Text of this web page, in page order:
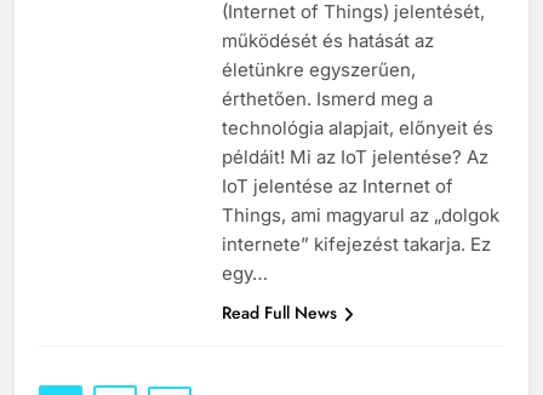
(Internet of Things) jelentését,
működését és hatását az
életünkre egyszerűen,
érthetően. Ismerd meg a
technológia alapjait, előnyeit és
példáit! Mi az IoT jelentése? Az
IoT jelentése az Internet of
Things, ami magyarul az „dolgok
internete” kifejezést takarja. Ez
egy…
Read Full News
C BETŰS SZAVAK JELENTÉSE
Céltudatos jelentése
C BETŰS SZAVAK JELENTÉSE
Centenárium jelentése